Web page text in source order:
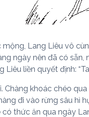
mộng, Lang Liêu vô
ngày nên đã có
Liêu liền quyết định:
Chàng khoác chéo
đi vào rừng sâu hì
có thức ăn qua ngày